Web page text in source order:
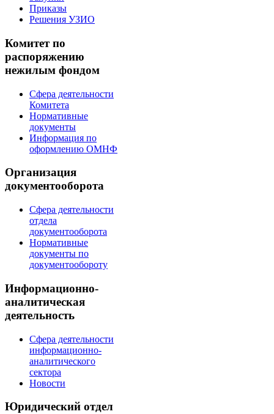
Приказы
Решения УЗИО
Комитет по
распоряжению
нежилым фондом
Сфера деятельности
Комитета
Нормативные
документы
Информация по
оформлению ОМНФ
Организация
документооборота
Сфера деятельности
отдела
документооборота
Нормативные
документы по
документообороту
Информационно-
аналитическая
деятельность
Сфера деятельности
информационно-
аналитического
сектора
Новости
Юридический отдел